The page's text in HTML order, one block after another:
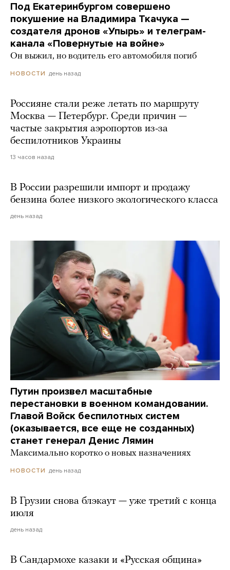
Под Екатеринбургом совершено
покушение на Владимира Ткачука —
создателя дронов «Упырь» и телеграм-
канала «Повернутые на войне»
Он выжил, но водитель его автомобиля погиб
НОВОСТИ день назад
Россияне стали реже летать по маршруту
Москва — Петербург. Среди причин —
частые закрытия аэропортов из-за
беспилотников Украины
13 часов назад
В России разрешили импорт и продажу
бензина более низкого экологического класса
день назад
Путин произвел масштабные
перестановки в военном командовании.
Главой Войск беспилотных систем
(оказывается, все еще не созданных)
станет генерал Денис Лямин
Максимально коротко о новых назначениях
НОВОСТИ день назад
В Грузии снова блэкаут — уже третий с конца
июля
день назад
В Сандармохе казаки и «Русская община»